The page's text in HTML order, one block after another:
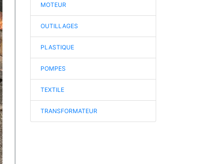
MOTEUR
OUTILLAGES
PLASTIQUE
POMPES
TEXTILE
TRANSFORMATEUR